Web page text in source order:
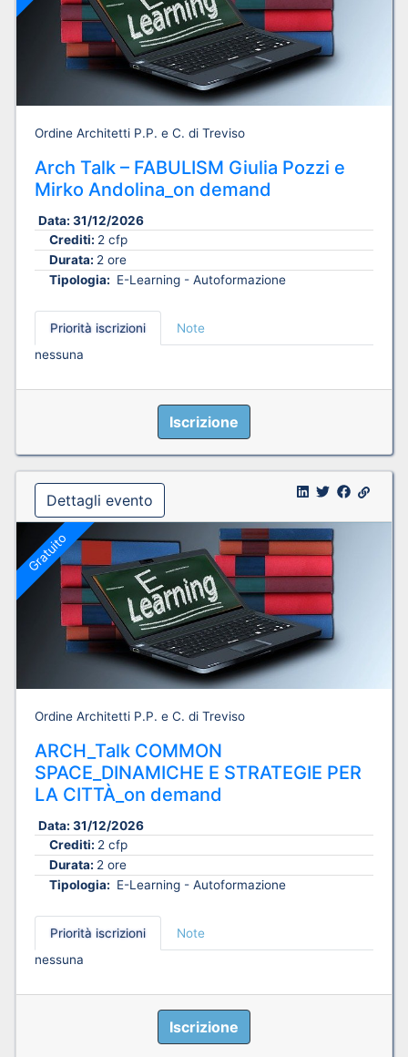
Ordine Architetti P.P. e C. di Treviso
Arch Talk – FABULISM Giulia Pozzi e
Mirko Andolina_on demand
Data: 31/12/2026
Crediti: 2 cfp
Durata: 2 ore
Tipologia: E-Learning - Autoformazione
Priorità iscrizioni
Note
nessuna
Iscrizione
Dettagli evento
Gratuito
Ordine Architetti P.P. e C. di Treviso
ARCH_Talk COMMON
SPACE_DINAMICHE E STRATEGIE PER
LA CITTÀ_on demand
Data: 31/12/2026
Crediti: 2 cfp
Durata: 2 ore
Tipologia: E-Learning - Autoformazione
Priorità iscrizioni
Note
nessuna
Iscrizione